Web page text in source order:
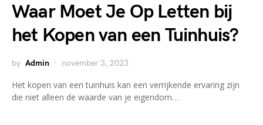
Waar Moet Je Op Letten bij
het Kopen van een Tuinhuis?
by Admin november 3, 2023
Het kopen van een tuinhuis kan een verrijkende ervaring zijn
die niet alleen de waarde van je eigendom…